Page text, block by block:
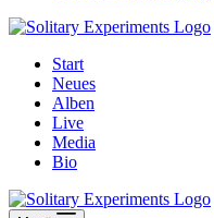
Start
Neues
Alben
Live
Media
Bio